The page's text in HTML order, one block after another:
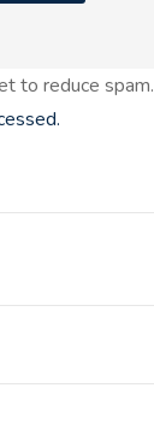
to reduce spam.